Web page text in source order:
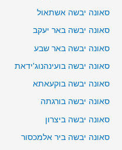
סאונה יבשה אשתאול
סאונה יבשה באר יעקב
סאונה יבשה באר שבע
סאונה יבשה בועינהנוג'ידאת
סאונה יבשה בוקעאתא
סאונה יבשה בורגתה
סאונה יבשה ביצרון
סאונה יבשה ביר אלמכסור